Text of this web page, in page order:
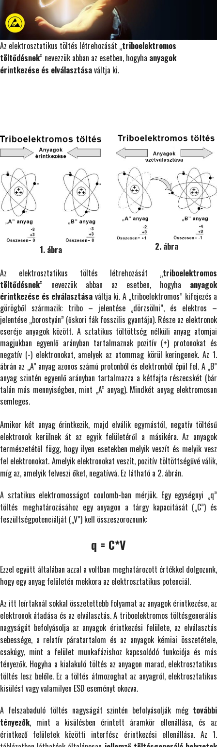
Az elektrosztatikus töltés létrehozását „triboelektromos
töltődésnek” nevezzük abban az esetben, hogyha anyagok
érintkezése és elválasztásaváltja ki.
1. ábra 2. ábra
Az elektrosztatikus töltés létrehozását „triboelektromos
töltődésnek” nevezzük abban az esetben, hogyha anyagok
érintkezése és elválasztása váltja ki. A „triboelektromos” kifejezés a
görögből származik: tribo – jelentése „dörzsölni”, és elektros –
jelentése „borostyán” (őskori fák fosszilis gyantája). Része az elektronok
cseréje anyagok között. A sztatikus töltöttség nélküli anyag atomjai
magjukban egyenlő arányban tartalmaznak pozitív (+) protonokat és
negatív (-) elektronokat, amelyek az atommag körül keringenek. Az 1.
ábrán az „A” anyag azonos számú protonból és elektronból épül fel. A „B”
anyag szintén egyenlő arányban tartalmazza a kétfajta részecskét (bár
talán más mennyiségben, mint „A” anyag). Mindkét anyag elektromosan
semleges.
Amikor két anyag érintkezik, majd elválik egymástól, negatív töltésű
elektronok kerülnek át az egyik felületéről a másikéra. Az anyagok
természetétől függ, hogy ilyen esetekben melyik veszít és melyik vesz
fel elektronokat. Amelyik elektronokat veszít, pozitív töltöttségűvé válik,
míg az, amelyik felveszi őket, negatívvá. Ez látható a 2. ábrán.
A sztatikus elektromosságot coulomb-ban mérjük. Egy egységnyi „q”
töltés meghatározásához egy anyagon a tárgy kapacitását („C”) és
feszültségpotenciálját („V”) kell összeszoroznunk:
q = C*V
Ezzel együtt általában azzal a voltban meghatározott értékkel dolgozunk,
hogy egy anyag felületén mekkora az elektrosztatikus potenciál.
Az itt leírtaknál sokkal összetettebb folyamat az anyagok érintkezése, az
elektronok átadása és az elválasztás. A triboelektromos töltésgenerálás
nagyságát befolyásolja az anyagok érintkezési felülete, az elválasztás
sebessége, a relatív páratartalom és az anyagok kémiai összetétele,
csakúgy, mint a felület munkafázishoz kapcsolódó funkciója és más
tényezők. Hogyha a kialakuló töltés az anyagon marad, elektrosztatikus
töltés lesz belőle. Ez a töltés átmozoghat az anyagról, elektrosztatikus
kisülést vagy valamilyen ESD eseményt okozva.
A felszabaduló töltés nagyságát szintén befolyásolják még további
tényezők, mint a kisülésben érintett áramkör ellenállása, és az
érintkező felületek közötti interfész érintkezési ellenállása. Az 1.